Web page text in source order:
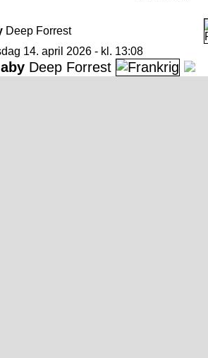
Deep Forrest
14. april 2026 - kl. 13:08
Deep Forrest